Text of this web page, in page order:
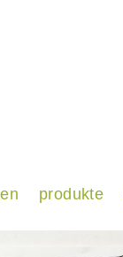
produkte